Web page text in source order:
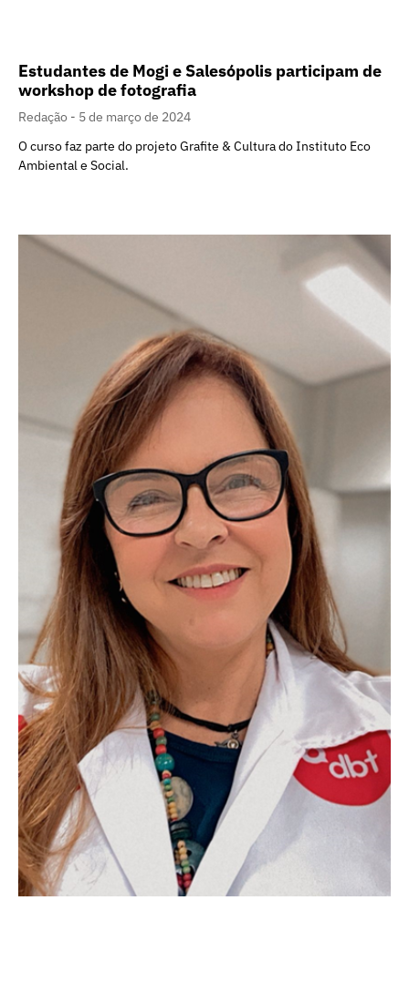
Estudantes de Mogi e Salesópolis participam de
workshop de fotografia
Redação
5 de março de 2024
O curso faz parte do projeto Grafite & Cultura do Instituto Eco
Ambiental e Social.